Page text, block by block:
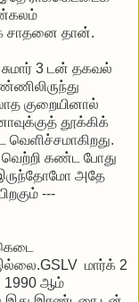
சாதனை தான்.
3 டன் தகவல்
குறையினால்
தூக்கிக்
கண்ட போது
இருந்தோமோ அதே
---
மார்க் 2
1990 ஆம்